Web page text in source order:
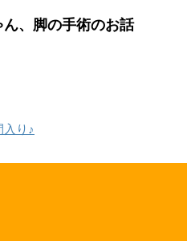
ん、脚の手術のお話
り♪